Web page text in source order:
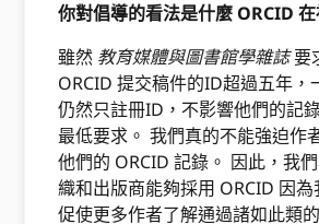
你對倡導的看法是什麼 ORCID
雖然 教育媒體與圖書館學雜誌要
ORCID 提交稿件的ID超過五年，
仍然只註冊ID，不影響他們的記
最低要求。 我們真的不能強迫作
他們的 ORCID 記錄。 因此，我
織和出版商能夠採用 ORCID 因
促使更多作者了解通過諸如此類